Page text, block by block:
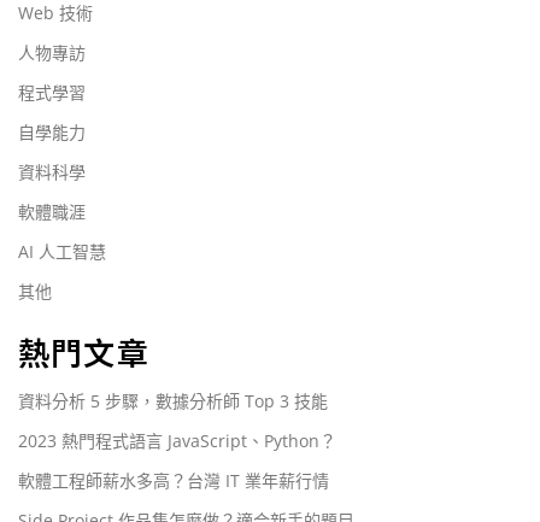
Web 技術
人物專訪
程式學習
自學能力
資料科學
軟體職涯
AI 人工智慧
其他
熱門文章
資料分析 5 步驟，數據分析師 Top 3 技能
2023 熱門程式語言 JavaScript、Python？
軟體工程師薪水多高？台灣 IT 業年薪行情